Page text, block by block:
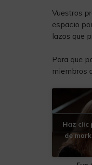
Vuestros
espacio
lazos que
Para que
miembros
Haz clic
de